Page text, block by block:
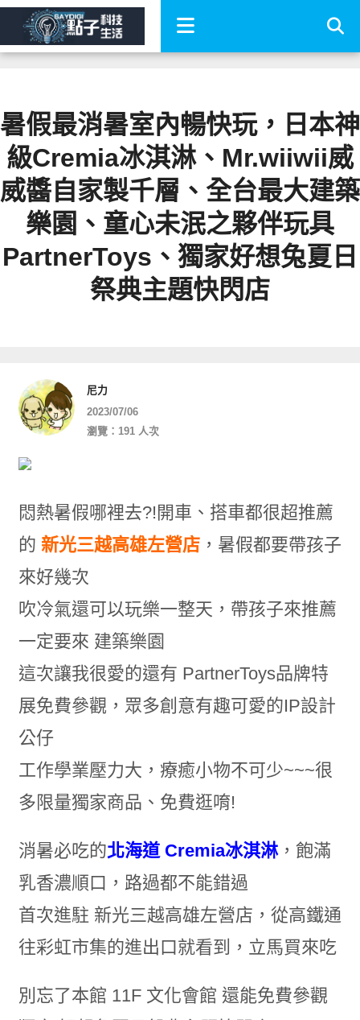
暑假最消暑室內暢快玩，日本神
級Cremia冰淇淋、Mr.wiiwii威
威醬自家製千層、全台最大建築
樂園、童心未泯之夥伴玩具
PartnerToys、獨家好想兔夏日
祭典主題快閃店
尼力
2023/07/06
瀏覽：191 人次
悶熱暑假哪裡去?!開車、搭車都很超推薦
的 新光三越高雄左營店，暑假都要帶孩子
來好幾次
吹冷氣還可以玩樂一整天，帶孩子來推薦
一定要來 建築樂園
這次讓我很愛的還有 PartnerToys品牌特
展免費參觀，眾多創意有趣可愛的IP設計
公仔
工作學業壓力大，療癒小物不可少~~~很
多限量獨家商品、免費逛唷!
消暑必吃的北海道 Cremia冰淇淋，飽滿
乳香濃順口，路過都不能錯過
首次進駐 新光三越高雄左營店，從高鐵通
往彩虹市集的進出口就看到，立馬買來吃
別忘了本館 11F 文化會館 還能免費參觀